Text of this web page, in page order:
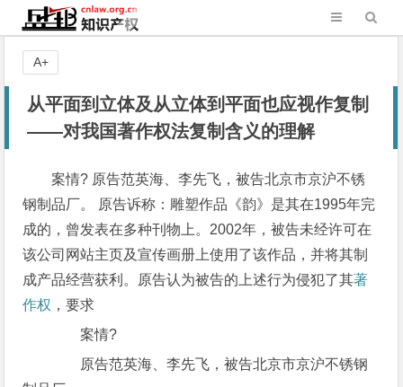
从平面到立体及从立体到平面也应视作复制
——对我国著作权法复制含义的理解
案情? 原告范英海、李先飞，被告北京市京沪不锈
钢制品厂。 原告诉称：雕塑作品《韵》是其在1995年完
成的，曾发表在多种刊物上。2002年，被告未经许可在
该公司网站主页及宣传画册上使用了该作品，并将其制
成产品经营获利。原告认为被告的上述行为侵犯了其著
作权 ，要求
案情?
原告范英海、李先飞，被告北京市京沪不锈钢
A+